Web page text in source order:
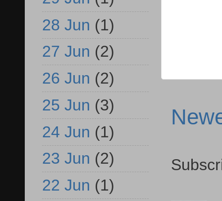
28 Jun (1)
27 Jun (2)
26 Jun (2)
25 Jun (3)
24 Jun (1)
23 Jun (2)
22 Jun (1)